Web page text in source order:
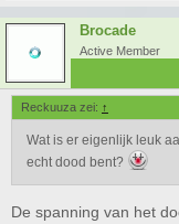
Brocade
Active Member
Reckuuza zei: ↑
Wat is er eigenlijk leuk
echt dood bent?
De spanning van het